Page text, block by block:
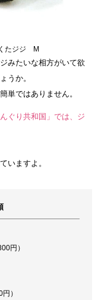
たジジ M
みたいな相方がいて欲
うか。
単ではありません。
ぐり共和国」では、ジ
いますよ。
円）
）